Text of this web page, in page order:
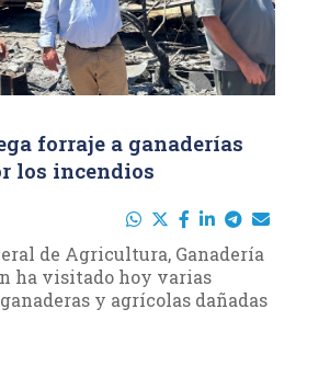
forraje a ganaderías
los incendios
de Agricultura, Ganadería
ha visitado hoy varias
y agrícolas dañadas